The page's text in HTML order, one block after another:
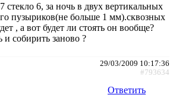
стекло 6, за ночь в двух вертикальных
пузыриков(не больше 1 мм).сквозных
, а вот будет ли стоять он вообще?
и собирить заново ?
29/03/2009 10:17:36
#793634
Ответить